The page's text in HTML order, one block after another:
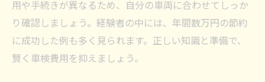
用や手続きが異なるため、自分の車両に合わせてしっか
り確認しましょう。経験者の中には、年間数万円の節約
に成功した例も多く見られます。正しい知識と準備で、
賢く車検費用を抑えましょう。